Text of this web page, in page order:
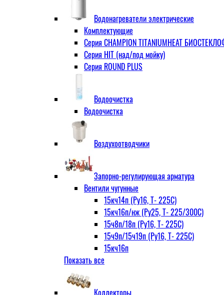
Водонагреватели электрические
Комплектующие
Серия CHAMPION TITANIUMHEAT
Серия HIT (над/под мойку)
Серия ROUND PLUS
Водоочистка
Водоочистка
Воздухоотводчики
Запорно-регулирующая арматура
Вентили чугунные
15кч14п (Ру16, Т- 225С)
15кч16п/нж (Ру25, Т- 225/300С)
15ч8п/18п (Ру16, Т- 225С)
15ч9п/15ч19п (Ру16, Т- 225С)
15кч16п
Показать все
Коллекторы